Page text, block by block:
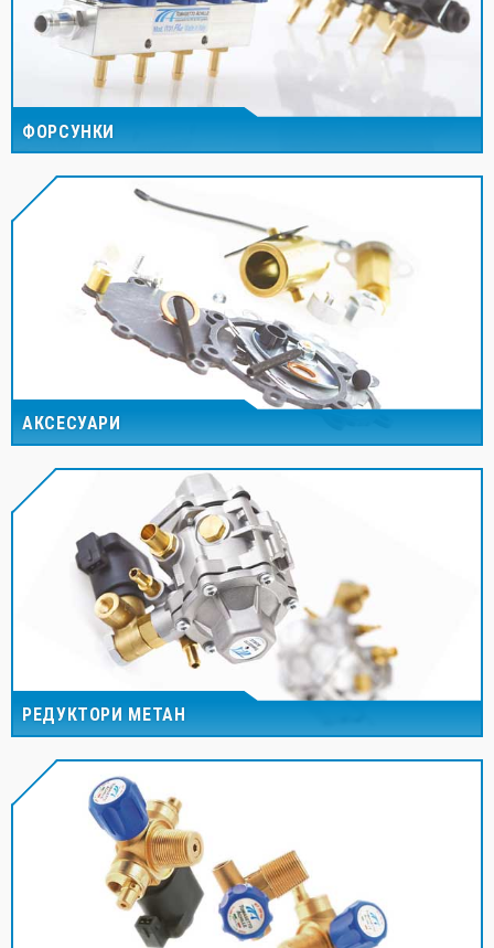
ФОРСУНКИ
АКСЕСУАРИ
РЕДУКТОРИ МЕТАН